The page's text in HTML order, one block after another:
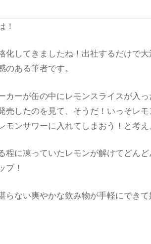
！
化してきましたね！出社するだけで
のある筆者です。
カーが缶の中にレモンスライスが入
売したのを見て、そうだ！いっそレ
モンサワーに入れてしまおう！と考え
程に凍っていたレモンが解けてどん
プ！
らない爽やかな飲み物が手軽にできて